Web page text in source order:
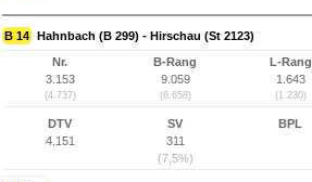
B 14 Hahnbach (B 299) - Hirschau (St 2123)
Nr.
3.153
(4.737)
B-Rang
9.059
(6.658)
L-Rang
1.643
(1.230)
DTV
4.151
SV
311
(7,5%)
BPL